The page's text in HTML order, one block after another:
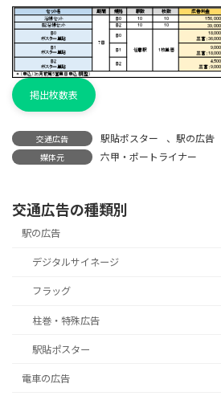
掲出枚数表
交通広告 駅貼ポスター 、 駅の広告
媒体元 六甲・ポートライナー
交通広告の種類別
駅の広告
デジタルサイネージ
フラッグ
柱巻・特殊広告
駅貼ポスター
電車の広告